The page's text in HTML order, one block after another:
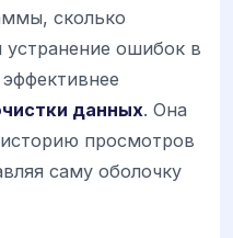
сколько
ошибок в
данных. Она
просмотров
саму оболочку